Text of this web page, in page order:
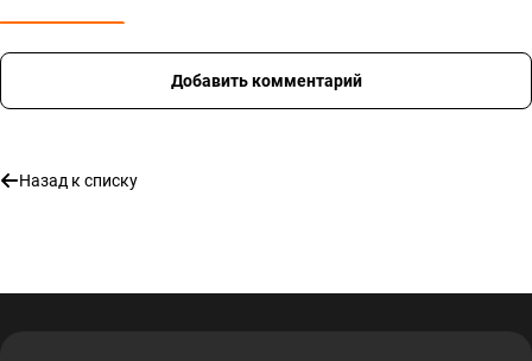
Добавить комментарий
Назад к списку